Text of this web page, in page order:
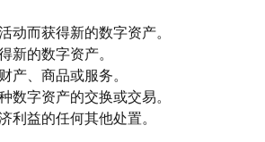
动而获得新的数字资产。
新的数字资产。
产、商品或服务。
数字资产的交换或交易。
利益的任何其他处置。